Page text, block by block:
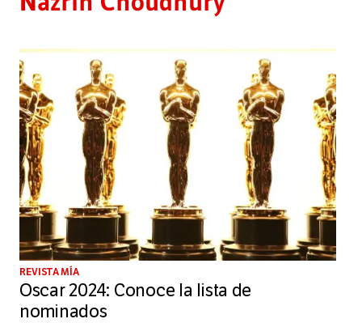
REVISTA MÍA
Oscar 2024: Conoce la lista de
nominados